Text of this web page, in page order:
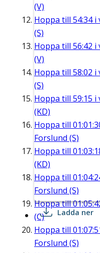
(V)
Hoppa till 54:34i
(S)
Hoppa till 56:42 i
(V)
Hoppa till 58:02 i
(S)
Hoppa till 59:15 i
(KD)
Hoppa till
Forslund (S)
Hoppa till
(KD)
Hoppa till
Forslund (S)
Hoppa till
(C)
Hoppa till
Forslund (S)
Ladda ner